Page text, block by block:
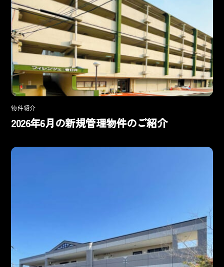
物件紹介
2026年6月の新規管理物件のご紹介